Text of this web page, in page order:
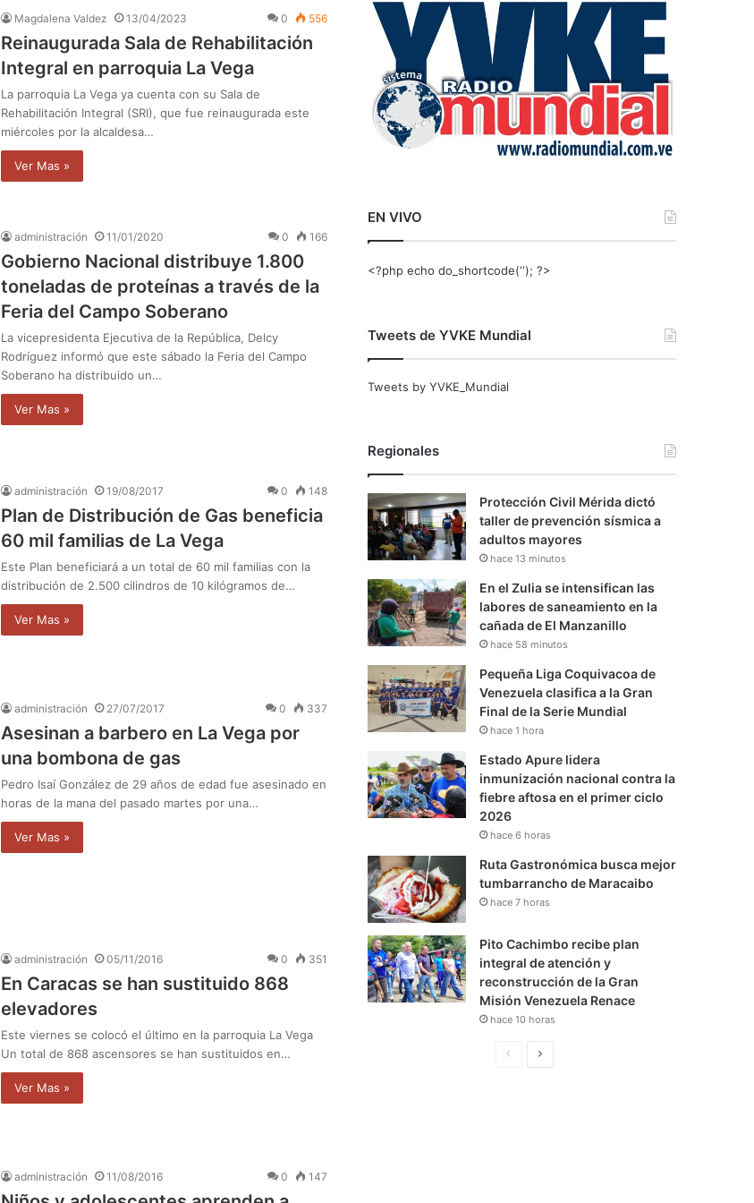
Magdalena Valdez 13/04/2023 0 556
Reinaugurada Sala de Rehabilitación
Integral en parroquia La Vega
La parroquia La Vega ya cuenta con su Sala de
Rehabilitación Integral (SRI), que fue reinaugurada este
miércoles por la alcaldesa…
Ver Mas »
administración 11/01/2020 0 166
Gobierno Nacional distribuye 1.800
toneladas de proteínas a través de la
Feria del Campo Soberano
La vicepresidenta Ejecutiva de la República, Delcy
Rodríguez informó que este sábado la Feria del Campo
Soberano ha distribuido un…
Ver Mas »
administración 19/08/2017 0 148
Plan de Distribución de Gas beneficia
60 mil familias de La Vega
Este Plan beneficiará a un total de 60 mil familias con la
distribución de 2.500 cilindros de 10 kilógramos de…
Ver Mas »
administración 27/07/2017 0 337
Asesinan a barbero en La Vega por
una bombona de gas
Pedro Isaí González de 29 años de edad fue asesinado en
horas de la mana del pasado martes por una…
Ver Mas »
administración 05/11/2016 0 351
En Caracas se han sustituido 868
elevadores
Este viernes se colocó el último en la parroquia La Vega
Un total de 868 ascensores se han sustituidos en…
Ver Mas »
administración 11/08/2016 0 147
r
EN VIVO
<?php echo do_shortcode(‘‘); ?>
Tweets de YVKE Mundial
Tweets by YVKE_Mundial
Regionales
Protección Civil Mérida dictó
taller de prevención sísmica a
adultos mayores
hace 13 minutos
En el Zulia se intensifican las
labores de saneamiento en la
cañada de El Manzanillo
hace 58 minutos
Pequeña Liga Coquivacoa de
Venezuela clasifica a la Gran
Final de la Serie Mundial
hace 1 hora
Estado Apure lidera
inmunización nacional contra la
fiebre aftosa en el primer ciclo
2026
hace 6 horas
Ruta Gastronómica busca mejor
tumbarrancho de Maracaibo
hace 7 horas
Pito Cachimbo recibe plan
integral de atención y
reconstrucción de la Gran
Misión Venezuela Renace
hace 10 horas
S